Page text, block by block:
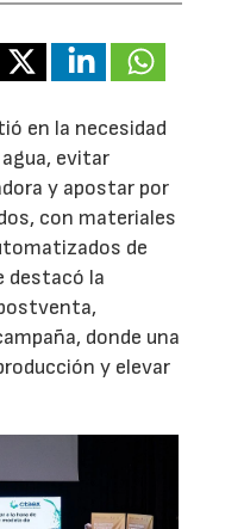
en la necesidad
evitar
y apostar por
con materiales
de
destacó la
donde una
y elevar